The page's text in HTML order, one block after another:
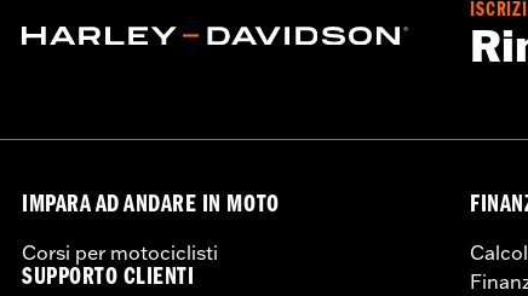
IMPARA AD ANDARE IN MOTO
Corsi per motociclisti
SUPPORTO CLIENTI